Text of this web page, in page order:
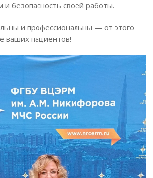
и безопасность своей работы.
и профессиональны — от этого
ваших пациентов!